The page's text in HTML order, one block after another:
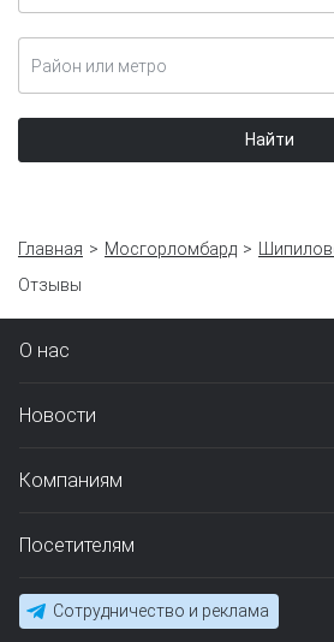
Район или метро
Найти
Главная Мосгорломбард
Отзывы
О нас
Новости
Компаниям
Посетителям
Сотрудничество и реклама